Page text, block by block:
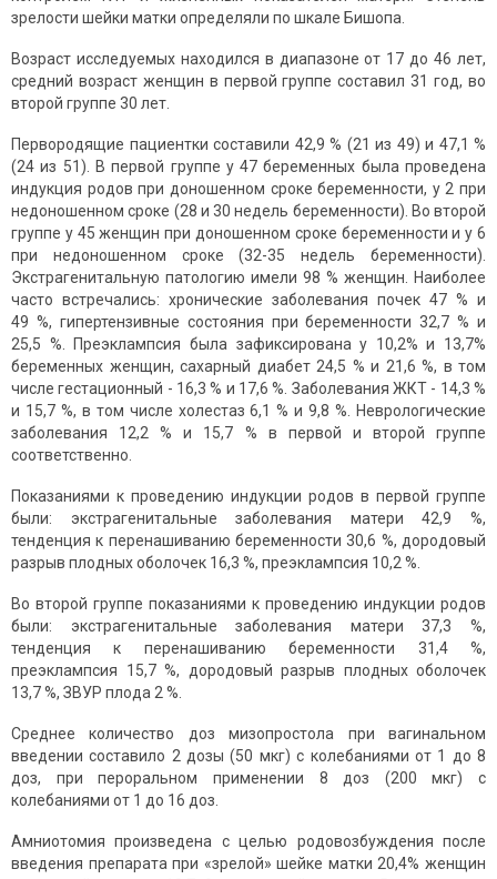
зрелости шейки матки определяли по шкале Бишопа.
Возраст исследуемых находился в диапазоне от 17 до 46 лет,
средний возраст женщин в первой группе составил 31 год, во
второй группе 30 лет.
Первородящие пациентки составили 42,9 % (21 из 49) и 47,1 %
(24 из 51). В первой группе у 47 беременных была проведена
индукция родов при доношенном сроке беременности, у 2 при
недоношенном сроке (28 и 30 недель беременности). Во второй
группе у 45 женщин при доношенном сроке беременности и у 6
при недоношенном сроке (32-35 недель беременности).
Экстрагенитальную патологию имели 98 % женщин. Наиболее
часто встречались: хронические заболевания почек 47 % и
49 %, гипертензивные состояния при беременности 32,7 % и
25,5 %. Преэклампсия была зафиксирована у 10,2% и 13,7%
беременных женщин, сахарный диабет 24,5 % и 21,6 %, в том
числе гестационный - 16,3 % и 17,6 %. Заболевания ЖКТ - 14,3 %
и 15,7 %, в том числе холестаз 6,1 % и 9,8 %. Неврологические
заболевания 12,2 % и 15,7 % в первой и второй группе
соответственно.
Показаниями к проведению индукции родов в первой группе
были: экстрагенитальные заболевания матери 42,9 %,
тенденция к перенашиванию беременности 30,6 %, дородовый
разрыв плодных оболочек 16,3 %, преэклампсия 10,2 %.
Во второй группе показаниями к проведению индукции родов
были: экстрагенитальные заболевания матери 37,3 %,
тенденция к перенашиванию беременности 31,4 %,
преэклампсия 15,7 %, дородовый разрыв плодных оболочек
13,7 %, ЗВУР плода 2 %.
Среднее количество доз мизопростола при вагинальном
введении составило 2 дозы (50 мкг) с колебаниями от 1 до 8
доз, при пероральном применении 8 доз (200 мкг) с
колебаниями от 1 до 16 доз.
Амниотомия произведена с целью родовозбуждения после
введения препарата при «зрелой» шейке матки 20,4% женщин